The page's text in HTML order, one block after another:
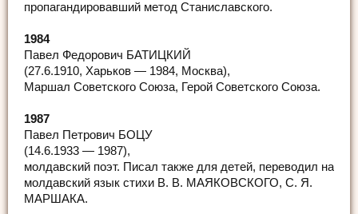
пропагандировавший метод Станиславского.
1984
Павел Федорович БАТИЦКИЙ
(27.6.1910, Харьков — 1984, Москва),
Маршал Советского Союза, Герой Советского Союза.
1987
Павел Петрович БОЦУ
(14.6.1933 — 1987),
молдавский поэт. Писал также для детей, переводил на
молдавский язык стихи В. В. МАЯКОВСКОГО, С. Я.
МАРШАКА.